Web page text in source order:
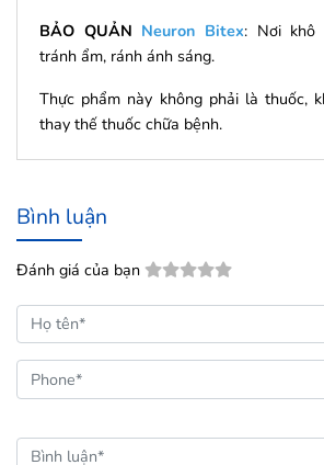
BẢO QUẢN Neuron Bitex: Nơi khô
tránh ẩm, ránh ánh sáng.
Thực phẩm này không phải là thuốc,
thay thế thuốc chữa bệnh.
Bình luận
Đánh giá của bạn